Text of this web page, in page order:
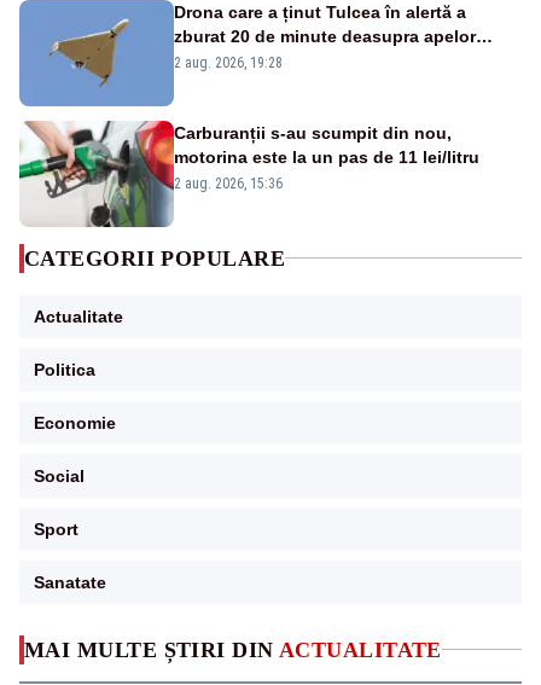
MAI MULTE ȘTIRI DIN ACTUALITATE
Drona care a ținut Tulcea în alertă a
zburat 20 de minute deasupra apelor
României. Au fost ridicate două F-16
2 aug. 2026, 19:28
Carburanții s-au scumpit din nou,
motorina este la un pas de 11 lei/litru
2 aug. 2026, 15:36
CATEGORII POPULARE
Actualitate
Politica
Economie
Social
Sport
Sanatate